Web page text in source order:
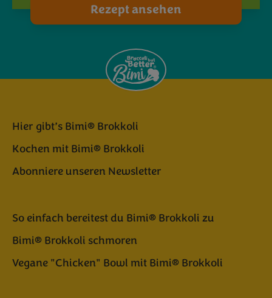
Rezept ansehen
Hier gibt’s Bimi® Brokkoli
Kochen mit Bimi® Brokkoli
Abonniere unseren Newsletter
So einfach bereitest du Bimi® Brokkoli zu
Bimi® Brokkoli schmoren
Vegane "Chicken" Bowl mit Bimi® Brokkoli